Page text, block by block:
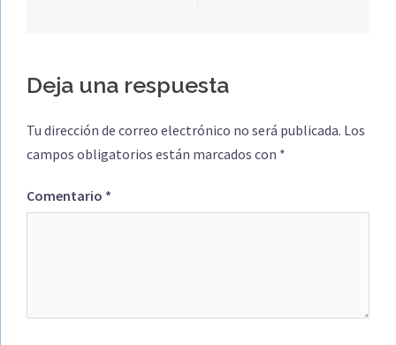
Deja una respuesta
Tu dirección de correo electrónico no será publicada. Los
campos obligatorios están marcados con *
Comentario *